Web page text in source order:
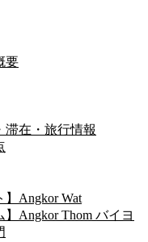
要
在・旅行情報
】Angkor Wat
】Angkor Thom バイヨ